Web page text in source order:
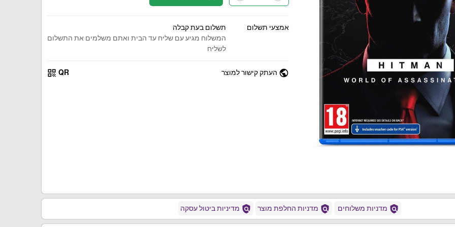
אמצעי תשלום
תשלום בעת קבלה
המשלוח מגיע עם שליח עד הבית ואתם משלמים את התשלום
לשליח
public העתק קישור למוצר QR
qr_code
policy מדניות משלוחים policy מדניות החלפת מוצר policy מדיניות ביטול עסקה